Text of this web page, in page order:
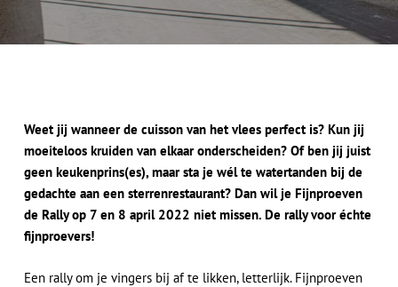
Weet jij wanneer de cuisson van het vlees perfect is? Kun jij
moeiteloos kruiden van elkaar onderscheiden? Of ben jij juist
geen keukenprins(es), maar sta je wél te watertanden bij de
gedachte aan een sterrenrestaurant? Dan wil je Fijnproeven
de Rally op 7 en 8 april 2022 niet missen. De rally voor échte
fijnproevers!
Een rally om je vingers bij af te likken, letterlijk. Fijnproeven